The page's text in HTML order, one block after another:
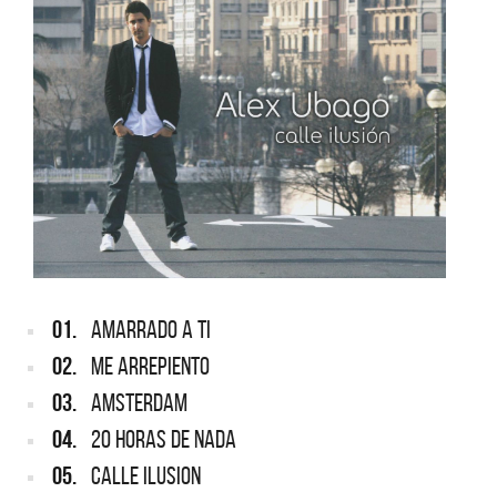
01. AMARRADO A TI
02. ME ARREPIENTO
03. AMSTERDAM
04. 20 HORAS DE NADA
05. CALLE ILUSION